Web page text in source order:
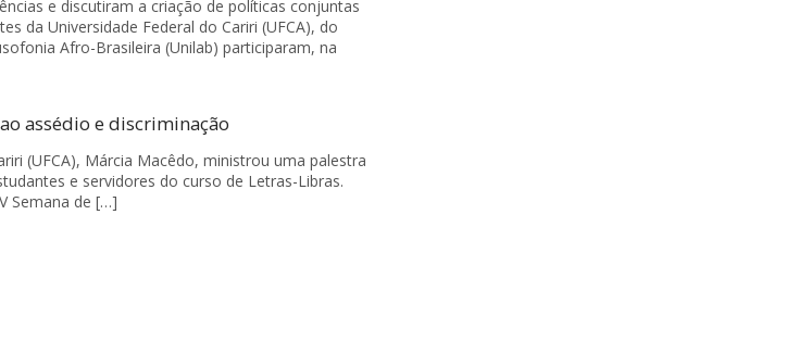
e discutiram a criação de políticas conjuntas
da Universidade Federal do Cariri (UFCA), do
Afro-Brasileira (Unilab) participaram, na
assédio e discriminação
(UFCA), Márcia Macêdo, ministrou uma palestra
e servidores do curso de Letras-Libras.
Semana de […]